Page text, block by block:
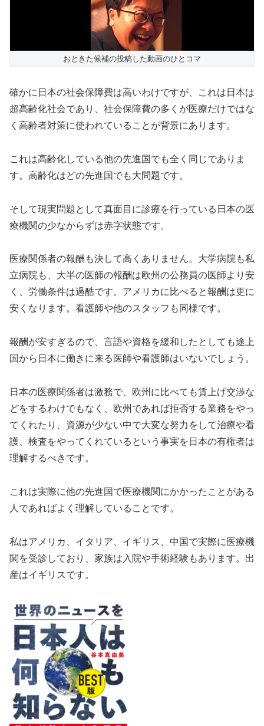
おときた候補の投稿した動画のひとコマ
確かに日本の社会保障費は高いわけですが、これは日本は
超高齢化社会であり、社会保障費の多くが医療だけではな
く高齢者対策に使われていることが背景にあります。
これは高齢化している他の先進国でも全く同じでありま
す。高齢化はどの先進国でも大問題です。
そして現実問題として真面目に診療を行っている日本の医
療機関の少なからずは赤字状態です。
医療関係者の報酬も決して高くありません。大学病院も私
立病院も、大半の医師の報酬は欧州の公務員の医師より安
く、労働条件は過酷です。アメリカに比べると報酬は更に
安くなります。看護師や他のスタッフも同様です。
報酬が安すぎるので、言語や資格を緩和したとしても途上
国から日本に働きに来る医師や看護師はいないでしょう。
日本の医療関係者は激務で、欧州に比べても賃上げ交渉な
どをするわけでもなく、欧州であれば拒否する業務をやっ
てくれたり、資源が少ない中で大変な努力をして治療や看
護、検査をやってくれているという事実を日本の有権者は
理解するべきです。
これは実際に他の先進国で医療機関にかかったことがある
人であればよく理解していることです。
私はアメリカ、イタリア、イギリス、中国で実際に医療機
関を受診しており、家族は入院や手術経験もあります。出
産はイギリスです。